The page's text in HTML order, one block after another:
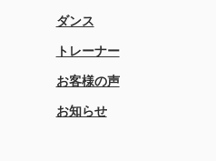
ダンス
トレーナー
お客様の声
お知らせ